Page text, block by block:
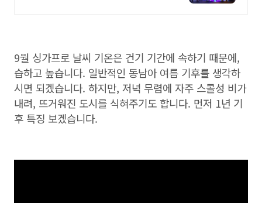
9월 싱가프로 날씨 기온은 건기 기간에 속하기 때문에,
습하고 높습니다. 일반적인 동남아 여름 기후를 생각하
시면 되겠습니다. 하지만, 저녁 무렴에 자주 스콜성 비가
내려, 뜨거워진 도시를 식혀주기도 합니다. 먼저 1년 기
후 특징 보겠습니다.